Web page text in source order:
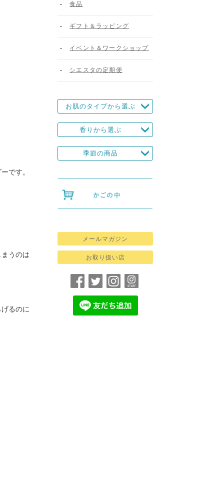
です。
うのは
るのに
食品
ギフト＆ラッピング
イベント＆ワークショップ
シエスタの定期便
お肌のタイプから選ぶ
香りから選ぶ
季節の商品
メールマガジン
お取り扱い店